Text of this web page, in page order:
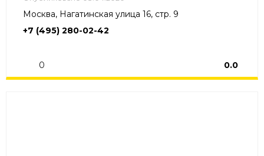
Москва, Нагатинская улица 16, стр. 9
+7 (495) 280-02-42
0 0.0